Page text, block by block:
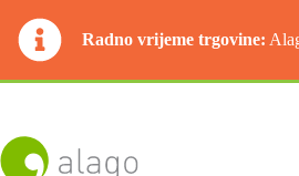
Radno vrijeme trgovine:
Preskoči